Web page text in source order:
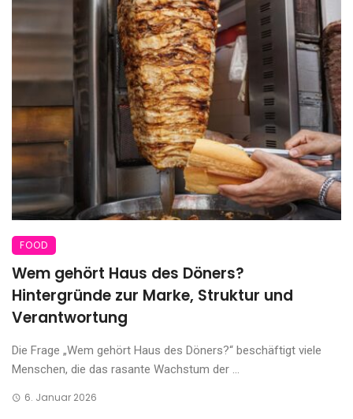
FOOD
Wem gehört Haus des Döners?
Hintergründe zur Marke, Struktur und
Verantwortung
Die Frage „Wem gehört Haus des Döners?“ beschäftigt viele
Menschen, die das rasante Wachstum der ...
6. Januar 2026